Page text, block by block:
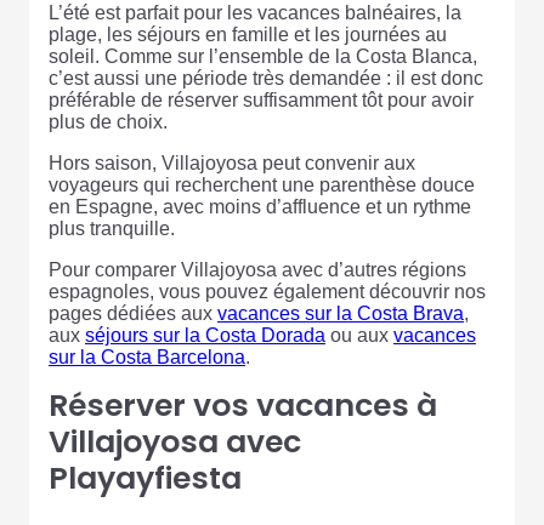
L’été est parfait pour les vacances balnéaires, la
plage, les séjours en famille et les journées au
soleil. Comme sur l’ensemble de la Costa Blanca,
c’est aussi une période très demandée : il est donc
préférable de réserver suffisamment tôt pour avoir
plus de choix.
Hors saison, Villajoyosa peut convenir aux
voyageurs qui recherchent une parenthèse douce
en Espagne, avec moins d’affluence et un rythme
plus tranquille.
Pour comparer Villajoyosa avec d’autres régions
espagnoles, vous pouvez également découvrir nos
pages dédiées aux vacances sur la Costa Brava,
aux séjours sur la Costa Dorada ou aux vacances
sur la Costa Barcelona.
Réserver vos vacances à
Villajoyosa avec
Playayfiesta